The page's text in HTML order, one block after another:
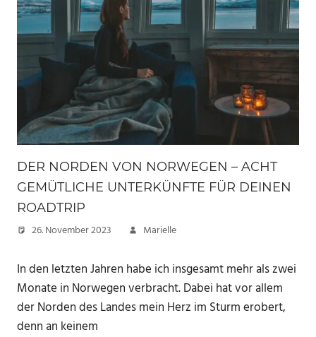
DER NORDEN VON NORWEGEN – ACHT
GEMÜTLICHE UNTERKÜNFTE FÜR DEINEN
ROADTRIP
26. November 2023 Marielle
In den letzten Jahren habe ich insgesamt mehr als zwei
Monate in Norwegen verbracht. Dabei hat vor allem
der Norden des Landes mein Herz im Sturm erobert,
denn an keinem